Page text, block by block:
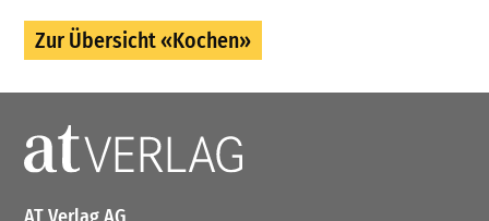
Zur Übersicht «Kochen»